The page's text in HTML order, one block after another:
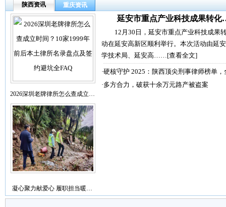
陕西资讯 重庆资讯
2026深圳老牌律所怎么查成立…
凝心聚力献爱心 履职担当暖…
延安市重点产业科技成果转
12月30日，延安市重点产业科技成果
动在延安高新区顺利举行。本次活动由延
学技术局、延安高……[查看全文]
·硬核守护 2025：陕西顶尖刑事律师榜单
·多方合力，破获十余万元路产被盗案